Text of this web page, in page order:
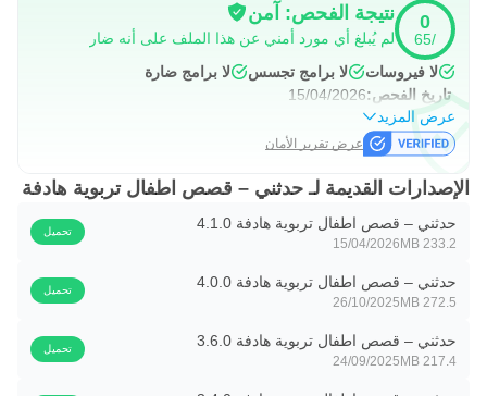
أطفال
5. تفاعل مع أطفالك: تطبيق حدِّثني يُشجع ذوي الأطفال لسرد
القصص لأطفالهم بأنفسهم لخلق لحظات تفاعلية لا تنسى, من
خلال ميزة حدِّثني الفريدة لتسجيل هذه اللحظات المميزة و تمكين
الطفل للاستماع إليها في أي وقت لاحق
6. المفضلة: يوفر التطبيق ميزة إضافة القصص لقائمة المفضلة
والتي تتيح وصول سهل و سريع للقصص
7. مكتبة رائعة و غنية توفر مجموعات قصصية بسعر رمزي في
متناول الجميع لأطفال (عمر ٣ الى ١٠ سنوات).
8. مكتبة قصص قبل النوم قبل النوم و في أي وقت (حكايات
ما هي انواع القصص التي يقدمها تطبيق حدثني؟
0
/65
نتيجة الفحص: آمن
لم يُبلغ أي مورد أمني عن هذا الملف على أنه ضار
لا فيروسات
لا برامج تجسس
لا برامج ضارة
تاريخ الفحص:15/04/2026
عرض المزيد
عرض تقرير الأمان
الإصدارات القديمة لـ حدثني – قصص اطفال تربوية هادفة
حدثني – قصص اطفال تربوية هادفة 4.1.0
233.2 MB
15/04/2026
تحميل
حدثني – قصص اطفال تربوية هادفة 4.0.0
272.5 MB
26/10/2025
تحميل
حدثني – قصص اطفال تربوية هادفة 3.6.0
217.4 MB
24/09/2025
تحميل